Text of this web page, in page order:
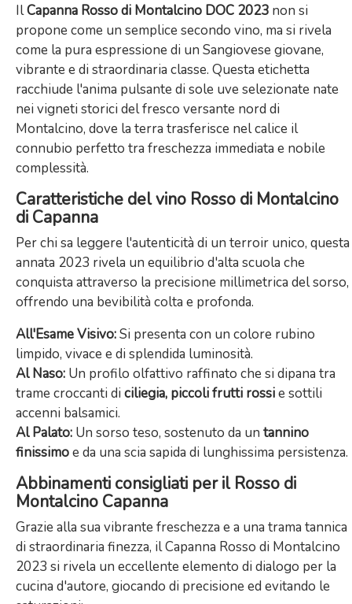
IlCapanna Rosso di Montalcino DOC 2023 non si
propone come un semplice secondo vino, ma si rivela
come la pura espressione di un Sangiovese giovane,
vibrante e di straordinaria classe. Questa etichetta
racchiude l'anima pulsante di sole uve selezionate nate
nei vigneti storici del fresco versante nord di
Montalcino, dove la terra trasferisce nel calice il
connubio perfetto tra freschezza immediata e nobile
complessità.
Caratteristiche del vino Rosso di Montalcino
di Capanna
Per chi sa leggere l'autenticità di un terroir unico, questa
annata 2023 rivela un equilibrio d'alta scuola che
conquista attraverso la precisione millimetrica del sorso,
offrendo una bevibilità colta e profonda.
All'Esame Visivo:Si presenta con un colore rubino
limpido, vivace e di splendida luminosità.
Al Naso: Un profilo olfattivo raffinato che si dipana tra
trame croccanti di ciliegia, piccoli frutti rossie sottili
accenni balsamici.
Al Palato: Un sorso teso, sostenuto da un tannino
finissimoe da una scia sapida di lunghissima persistenza.
Abbinamenti consigliati per il Rosso di
Montalcino Capanna
Grazie alla sua vibrante freschezza e a una trama tannica
di straordinaria finezza, il Capanna Rosso di Montalcino
2023 si rivela un eccellente elemento di dialogo per la
cucina d'autore, giocando di precisione ed evitando le